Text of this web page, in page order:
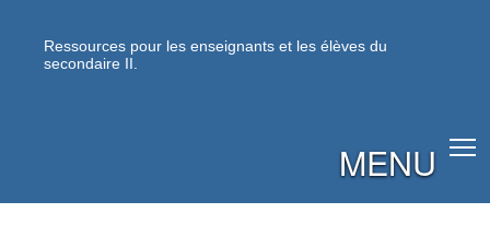
Ressources pour les enseignants et les élèves du
secondaire II.
MENU